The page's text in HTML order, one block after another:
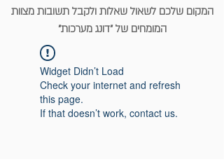
המקום שלכם לשאול שאלות ולקבל תשובות מצוות
המומחים של "דונג מערכות"
Widget Didn’t Load
Check your internet and refresh
this page.
If that doesn’t work, contact us.